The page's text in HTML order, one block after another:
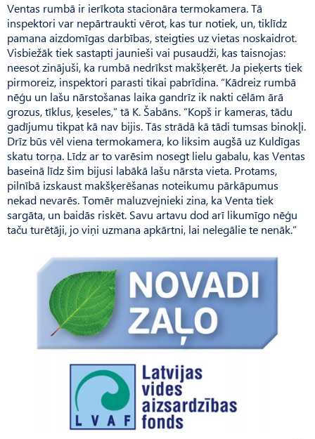
Ventas rumbā ir ierīkota stacionāra termokamera. Tā
inspektori var nepārtraukti vērot, kas tur notiek, un, tiklīdz
pamana aizdomīgas darbības, steigties uz vietas noskaidrot.
Visbiežāk tiek sastapti jaunieši vai pusaudži, kas taisnojas:
neesot zinājuši, ka rumbā nedrīkst makšķerēt. Ja pieķerts tiek
pirmoreiz, inspektori parasti tikai pabrīdina. “Kādreiz rumbā
nēģu un lašu nārstošanas laika gandrīz ik nakti cēlām ārā
grozus, tīklus, ķeseles,” tā K. Šabāns. “Kopš ir kameras, tādu
gadījumu tikpat kā nav bijis. Tās strādā kā tādi tumsas binokļi.
Drīz būs vēl viena termokamera, ko liksim augšā uz Kuldīgas
skatu torņa. Līdz ar to varēsim nosegt lielu gabalu, kas Ventas
baseinā līdz šim bijusi labākā lašu nārsta vieta. Protams,
pilnībā izskaust makšķerēšanas noteikumu pārkāpumus
nekad nevarēs. Tomēr maluzvejnieki zina, ka Venta tiek
sargāta, un baidās riskēt. Savu artavu dod arī likumīgo nēģu
taču turētāji, jo viņi uzmana apkārtni, lai nelegālie te nenāk.”